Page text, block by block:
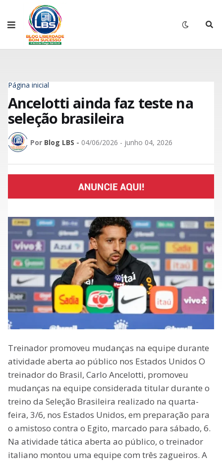
Página inicial
Ancelotti ainda faz teste na
seleção brasileira
Por Blog LBS - 04/06/2026 - junho 04, 2026
Treinador promoveu mudanças na equipe durante
atividade aberta ao público nos Estados Unidos O
treinador do Brasil, Carlo Ancelotti, promoveu
mudanças na equipe considerada titular durante o
treino da Seleção Brasileira realizado na quarta-
feira, 3/6, nos Estados Unidos, em preparação para
o amistoso contra o Egito, marcado para sábado, 6.
Na atividade tática aberta ao público, o treinador
italiano montou uma equipe com três zagueiros. A